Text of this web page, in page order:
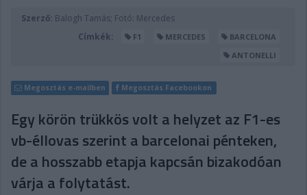
Szerző: Balogh Tamás; Fotó: Mercedes
Címkék:
F1 MERCEDES
BARCELONA
ANTONELLI
Megosztás e-mailben Megosztás Facebookon
Egy körön trükkös volt a helyzet az F1-es
vb-éllovas szerint a barcelonai pénteken,
de a hosszabb etapja kapcsán bizakodóan
várja a folytatást.